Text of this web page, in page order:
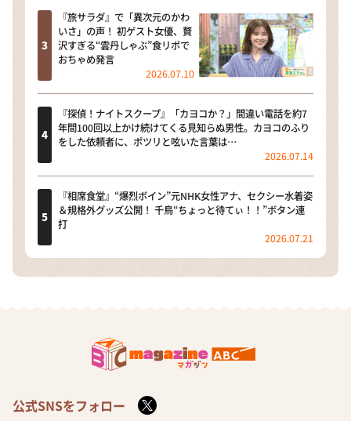
『旅サラダ』で「異次元のかわ
いさ」の声！ 初ゲスト女優、贅
沢すぎる“雲丹しゃぶ”食リポで
おちゃめ発言
2026.07.10
『探偵！ナイトスクープ』「カヨコか？」間違い電話を約7
年間100回以上かけ続けてくる見知らぬ男性。カヨコのふり
をした依頼者に、ポツリと呟いた言葉は…
2026.07.14
『相席食堂』“爆烈ボイン”元NHK女性アナ、セクシー水着姿
＆規格外グッズ公開！ 千鳥“ちょっと待てぃ！！”ボタン連
打
2026.07.21
公式SNSをフォロー